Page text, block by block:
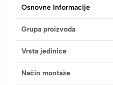
Osnovne Informacije
Grupa proizvoda
Vrsta jedinice
Način montaže